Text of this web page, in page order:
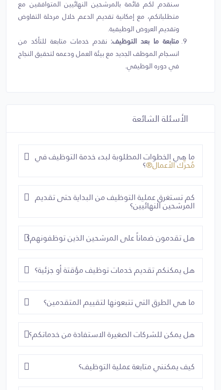
سنقدم لكم قائمة بالمرشحين النهائيين المتوافقين مع
متطلباتكم، مع إمكانية تقديم الدعم خلال مرحلة التفاوض
وتقديم العروض الوظيفية.
متابعة ما بعد التوظيف: نقدم خدمات متابعة للتأكد من
انسجام الموظف الجديد مع بيئة العمل ودعمه لتحقيق النجاح
في دوره الوظيفي.
الأسئلة الشائعة
ما هي الخطوات المطلوبة لبدء خدمة التوظيف في
مُحرِّك الأعمال®؟
كم تستغرق عملية التوظيف من البداية حتى تقديم
المرشحين النهائيين؟
هل تقدمون ضماناً على المرشحين الذين توظفونهم؟
هل يمكنكم تقديم خدمات توظيف مؤقتة أو جزئية؟
ما هي الطرق التي تتبعونها لتقييم المتقدمين؟
هل يمكن للشركات الصغيرة الاستفادة من خدماتكم؟
كيف يمكنني متابعة عملية التوظيف؟